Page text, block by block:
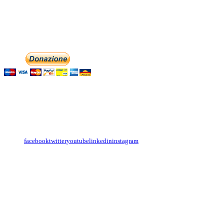
facebooktwitteryoutubelinkedininstagram
English
Italiano